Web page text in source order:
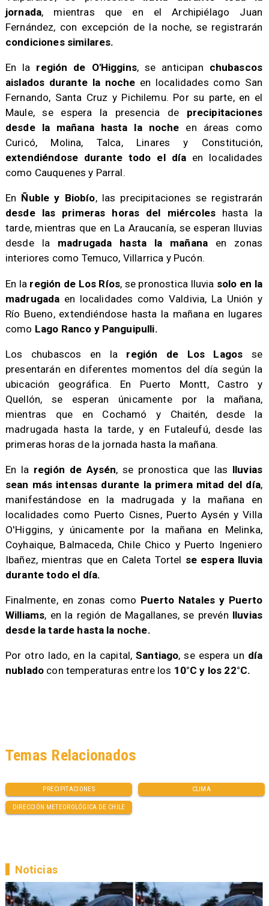
jornada, mientras que en el Archipiélago Juan
Fernández, con excepción de la noche, se registrarán
condiciones similares.
​En la región de O'Higgins, se anticipan chubascos
aislados durante la noche en localidades como San
Fernando, Santa Cruz y Pichilemu. Por su parte, en el
Maule, se espera la presencia de precipitaciones
desde la mañana hasta la noche en áreas como
Curicó, Molina, Talca, Linares y Constitución,
extendiéndose durante todo el día en localidades
como Cauquenes y Parral.
​En Ñuble y Biobío, las precipitaciones se registrarán
desde las primeras horas del miércoles hasta la
tarde, mientras que en La Araucanía, se esperan lluvias
desde la madrugada hasta la mañana en zonas
interiores como Temuco, Villarrica y Pucón.
​En la región de Los Ríos, se pronostica lluvia solo en la
madrugada en localidades como Valdivia, La Unión y
Río Bueno, extendiéndose hasta la mañana en lugares
como Lago Ranco y Panguipulli.
​Los chubascos en la región de Los Lagos se
presentarán en diferentes momentos del día según la
ubicación geográfica. En Puerto Montt, Castro y
Quellón, se esperan únicamente por la mañana,
mientras que en Cochamó y Chaitén, desde la
madrugada hasta la tarde, y en Futaleufú, desde las
primeras horas de la jornada hasta la mañana.
​En la región de Aysén, se pronostica que las lluvias
sean más intensas durante la primera mitad del día,
manifestándose en la madrugada y la mañana en
localidades como Puerto Cisnes, Puerto Aysén y Villa
O'Higgins, y únicamente por la mañana en Melinka,
Coyhaique, Balmaceda, Chile Chico y Puerto Ingeniero
Ibañez, mientras que en Caleta Tortel se espera lluvia
durante todo el día.
​Finalmente, en zonas como Puerto Natales y Puerto
Williams, en la región de Magallanes, se prevén lluvias
desde la tarde hasta la noche.
​Por otro lado, en la capital, Santiago, se espera un día
nublado con temperaturas entre los 10°C y los 22°C.
PRECIPITACIONES CLIMA
DIRECCIÓN METEOROLÓGICA DE CHILE
Temas Relacionados
Noticias